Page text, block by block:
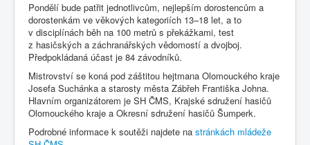
Pondělí bude patřit jednotlivcům, nejlepším dorostencům a
dorostenkám ve věkových kategoriích 13–18 let, a to
v disciplínách běh na 100 metrů s překážkami, test
z hasičských a záchranářských vědomostí a dvojboj.
Předpokládaná účast je 84 závodníků.
Mistrovství se koná pod záštitou hejtmana Olomouckého kraje
Josefa Suchánka a starosty města Zábřeh Františka Johna.
Hlavním organizátorem je SH ČMS, Krajské sdružení hasičů
Olomouckého kraje a Okresní sdružení hasičů Šumperk.
Podrobné informace k soutěži najdete na stránkách mládeže